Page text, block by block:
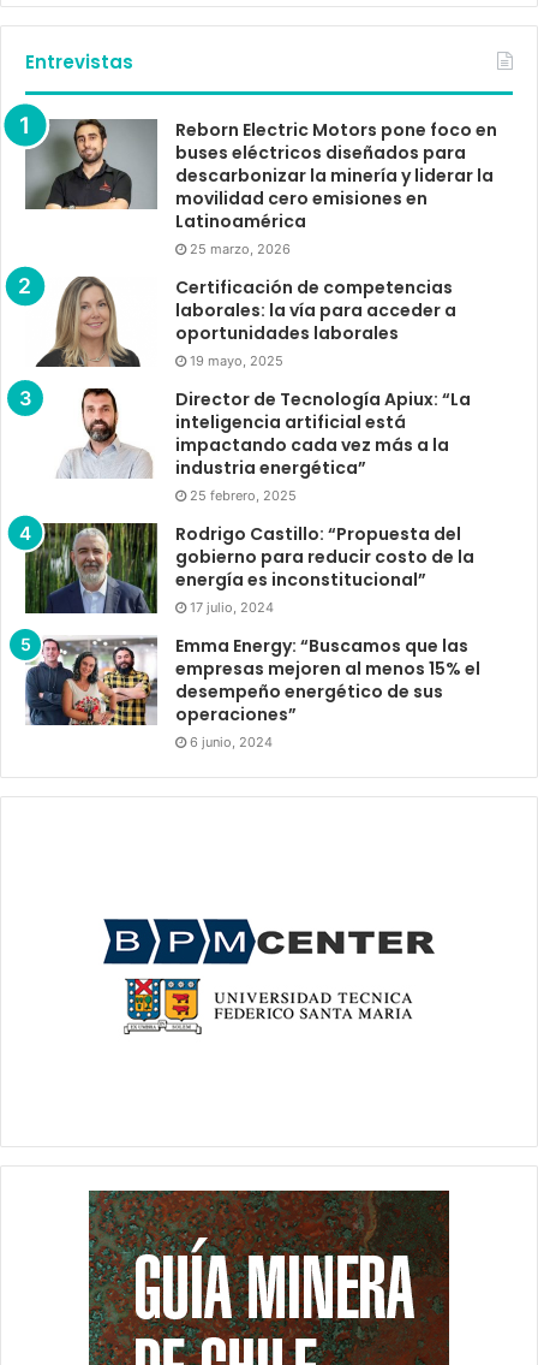
Entrevistas
Reborn Electric Motors pone foco en
buses eléctricos diseñados para
descarbonizar la minería y liderar la
movilidad cero emisiones en
Latinoamérica
25 marzo, 2026
Certificación de competencias
laborales: la vía para acceder a
oportunidades laborales
19 mayo, 2025
Director de Tecnología Apiux: “La
inteligencia artificial está
impactando cada vez más a la
industria energética”
25 febrero, 2025
Rodrigo Castillo: “Propuesta del
gobierno para reducir costo de la
energía es inconstitucional”
17 julio, 2024
Emma Energy: “Buscamos que las
empresas mejoren al menos 15% el
desempeño energético de sus
operaciones”
6 junio, 2024